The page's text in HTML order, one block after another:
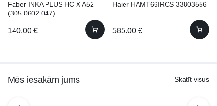
Faber INKA PLUS HC X A52
(305.0602.047)
140.00 €
Haier HAMT66IRCS 33803556
585.00 €
Mēs iesakām jums Skatīt visus